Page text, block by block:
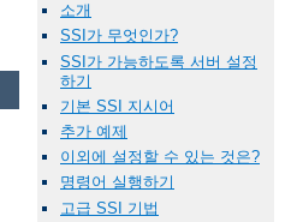
소개
SSI가 무엇인가?
SSI가 가능하도록 서버 설정
하기
기본 SSI 지시어
추가 예제
이외에 설정할 수 있는 것은?
명령어 실행하기
고급 SSI 기법